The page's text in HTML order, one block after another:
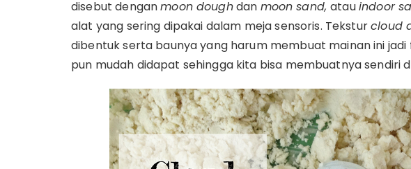
disebut denganmoon doughdan moon sand,atauindoor
alat yang sering dipakai dalam meja sensoris. Teksturcloud
dibentuk serta baunya yang harum membuat mainan ini
pun mudah didapat sehingga kita bisa membuatnya sendiri